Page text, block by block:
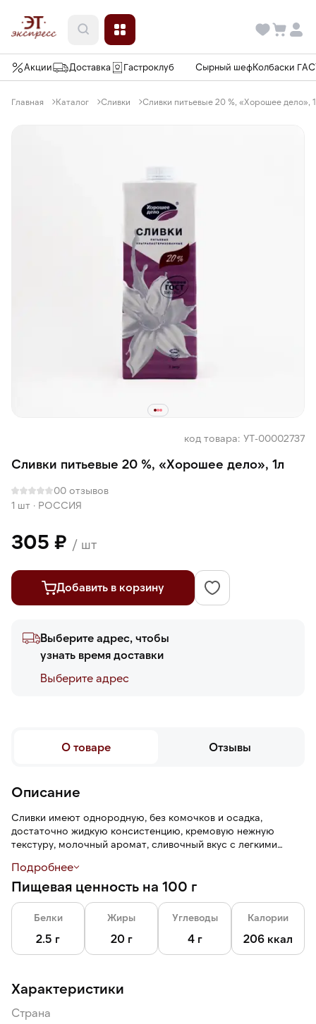
Акции Доставка Гастроклуб Сырный шефКолбаски
Главная Каталог Сливки Сливки питьевые 20 %, «Хорошее дело»,
код товара: УТ-00002737
Сливки питьевые 20 %, «Хорошее дело», 1л
00 отзывов
1 шт · РОССИЯ
305 ₽ / шт
Добавить в корзину
Выберите адрес, чтобы
узнать время доставки
Выберите адреc
О товаре Отзывы
Описание
Сливки имеют однородную, без комочков и осадка,
достаточно жидкую консистенцию, кремовую нежную
текстуру, молочный аромат, сливочный вкус с легкими
Сливки гуще молока, но достаточно текучие для
смешивания. Сливки не сворачиваются и не расслаиваются
при нагревании.
Подробнее
Пищевая ценность на 100 г
Белки
2.5 г
Жиры
20 г
Углеводы
4 г
Калории
206 ккал
Характеристики
Страна